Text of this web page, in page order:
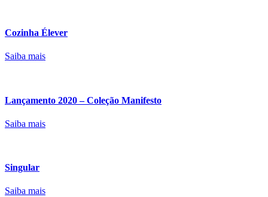
Cozinha Élever
Saiba mais
Lançamento 2020 – Coleção Manifesto
Saiba mais
Singular
Saiba mais